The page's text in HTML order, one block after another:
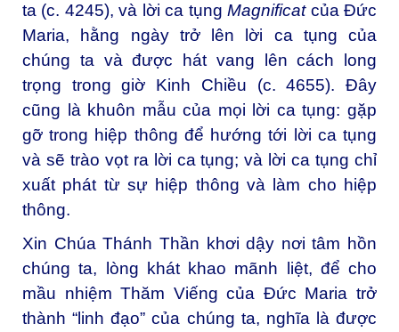
ta (c. 4245), và lời ca tụngMagnificatcủa Đức
Maria, hằng ngày trở lên lời ca tụng của
chúng ta và được hát vang lên cách long
trọng trong giờ Kinh Chiều (c. 4655). Đây
cũng là khuôn mẫu của mọi lời ca tụng: gặp
gỡ trong hiệp thông để hướng tới lời ca tụng
và sẽ trào vọt ra lời ca tụng; và lời ca tụng chỉ
xuất phát từ sự hiệp thông và làm cho hiệp
thông.
Xin Chúa Thánh Thần khơi dậy nơi tâm hồn
chúng ta, lòng khát khao mãnh liệt, để cho
mầu nhiệm Thăm Viếng của Đức Maria trở
thành “linh đạo” của chúng ta, nghĩa là được